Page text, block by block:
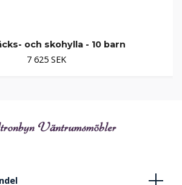
och skohylla - 10 barn
7 625 SEK